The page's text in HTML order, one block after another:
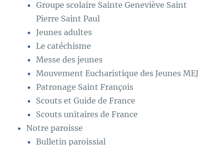
Groupe scolaire Sainte Geneviève Saint
Pierre Saint Paul
Jeunes adultes
Le catéchisme
Messe des jeunes
Mouvement Eucharistique des Jeunes MEJ
Patronage Saint François
Scouts et Guide de France
Scouts unitaires de France
Notre paroisse
Bulletin paroissial